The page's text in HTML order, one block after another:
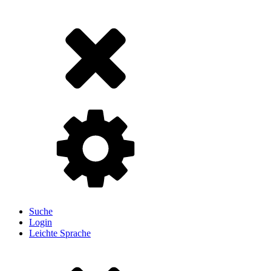
Suche
Login
Leichte Sprache